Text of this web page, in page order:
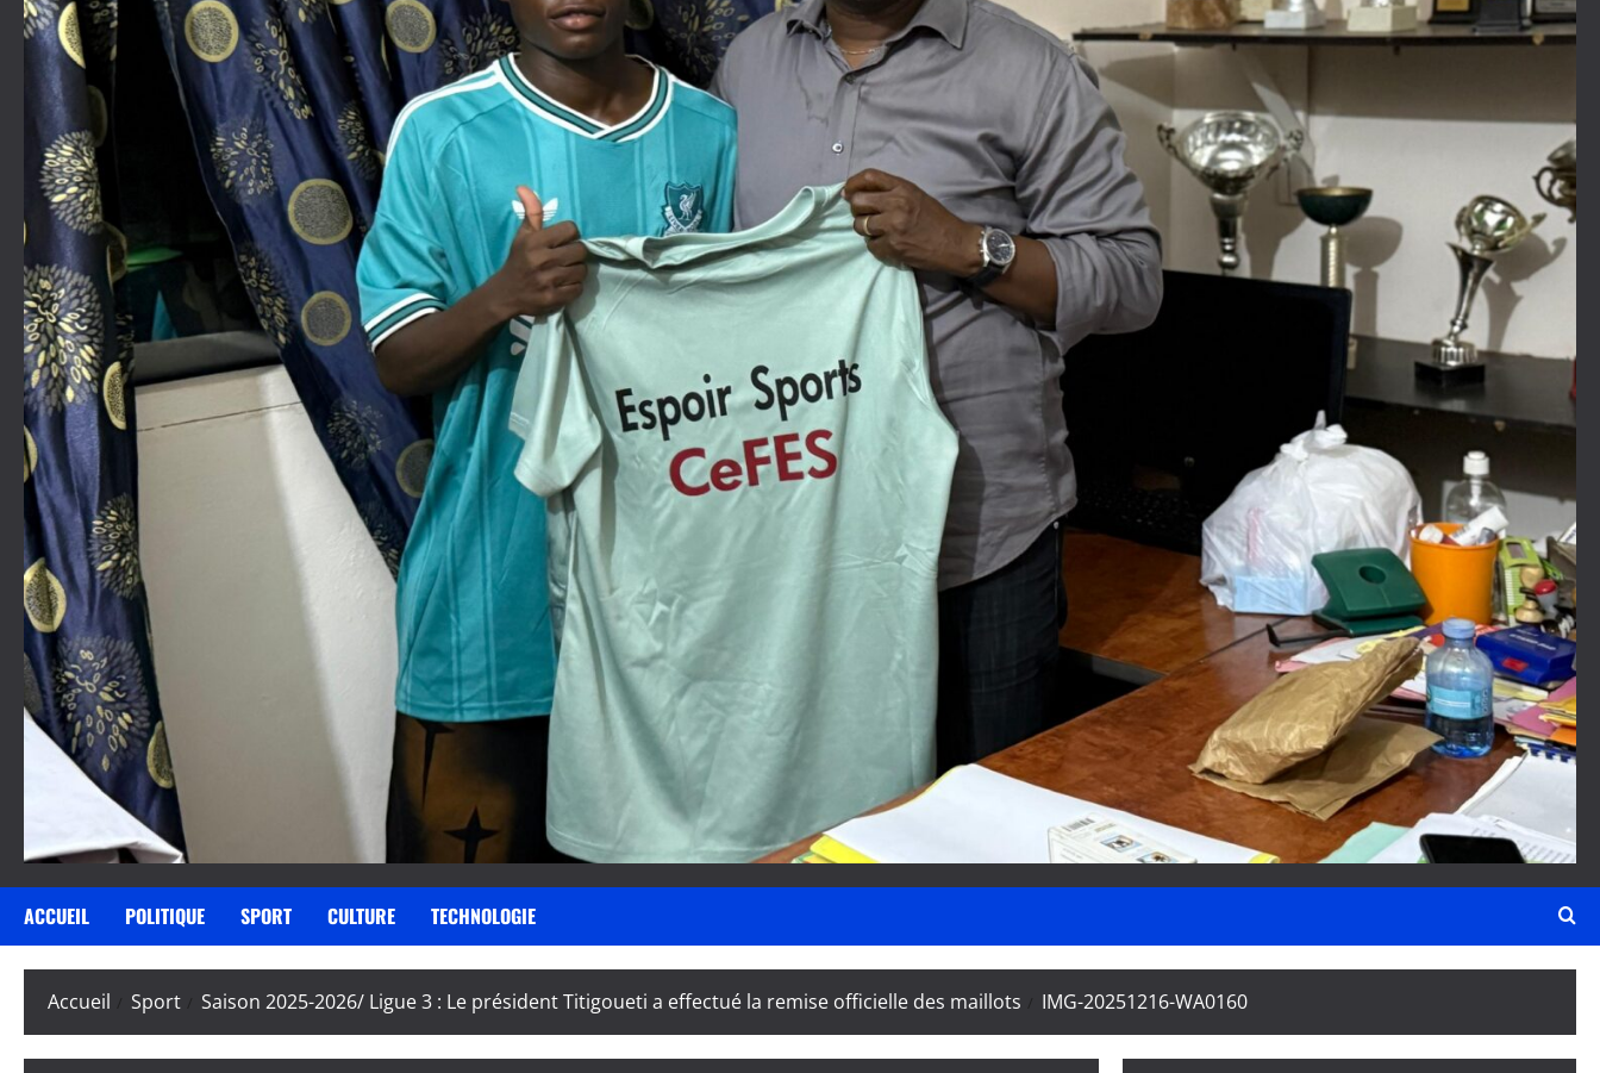
ACCUEIL POLITIQUE SPORT CULTURE TECHNOLOGIE
Accueil Sport Saison 2025-2026/ Ligue 3 : Le président Titigoueti a effectué la remise officielle des maillots IMG-20251216-WA0160